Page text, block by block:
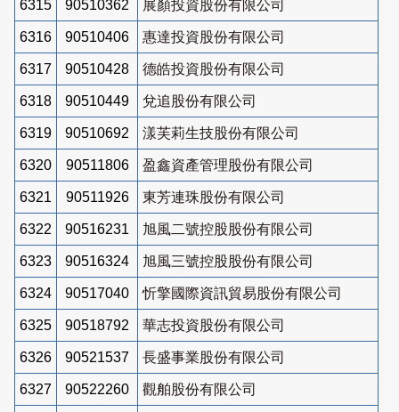
6315 90510362 展顏投資股份有限公司
6316 90510406 惠達投資股份有限公司
6317 90510428 德皓投資股份有限公司
6318 90510449 兌追股份有限公司
6319 90510692 漾芙莉生技股份有限公司
6320 90511806 盈鑫資產管理股份有限公司
6321 90511926 東芳連珠股份有限公司
6322 90516231 旭風二號控股股份有限公司
6323 90516324 旭風三號控股股份有限公司
6324 90517040 忻擎國際資訊貿易股份有限公司
6325 90518792 華志投資股份有限公司
6326 90521537 長盛事業股份有限公司
6327 90522260 觀舶股份有限公司